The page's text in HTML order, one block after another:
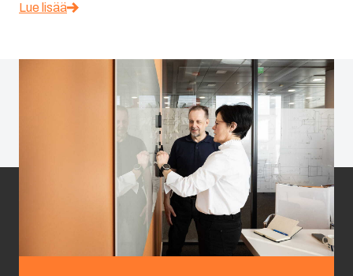
Lue lisää